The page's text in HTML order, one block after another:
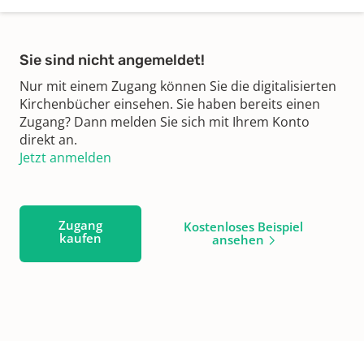
Sie sind nicht angemeldet!
Nur mit einem Zugang können Sie die digitalisierten
Kirchenbücher einsehen. Sie haben bereits einen
Zugang? Dann melden Sie sich mit Ihrem Konto
direkt an.
Jetzt anmelden
Zugang
kaufen
Kostenloses Beispiel
ansehen